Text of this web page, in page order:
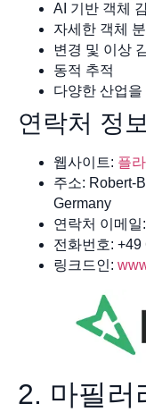
AI 기반 객체
자세한 객체
변경 및 이상
동적 추적
다양한 산업을
연락처 정
웹사이트: 플
주소: Robert-
Germany
연락처 이메일:
전화번호:
링크드인:
2. 마필러